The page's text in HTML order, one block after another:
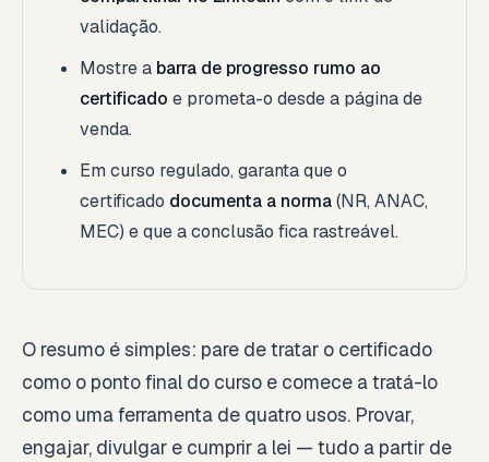
validação.
Mostre a barra de progresso rumo ao
certificado e prometa-o desde a página de
venda.
Em curso regulado, garanta que o
certificado documenta a norma(NR, ANAC,
MEC) e que a conclusão fica rastreável.
O resumo é simples: pare de tratar o certificado
como o ponto final do curso e comece a tratá-lo
como uma ferramenta de quatro usos. Provar,
engajar, divulgar e cumprir a lei — tudo a partir de